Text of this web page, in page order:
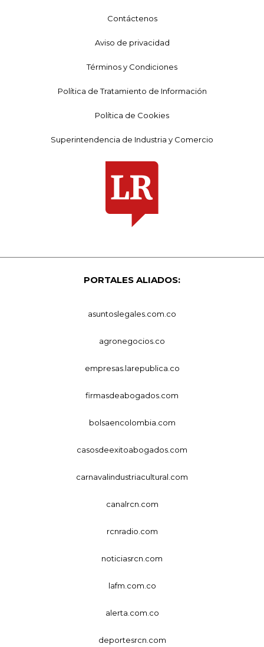
Contáctenos
Aviso de privacidad
Términos y Condiciones
Política de Tratamiento de Información
Política de Cookies
Superintendencia de Industria y Comercio
PORTALES ALIADOS:
asuntoslegales.com.co
agronegocios.co
empresas.larepublica.co
firmasdeabogados.com
bolsaencolombia.com
casosdeexitoabogados.com
carnavalindustriacultural.com
canalrcn.com
rcnradio.com
noticiasrcn.com
lafm.com.co
alerta.com.co
deportesrcn.com